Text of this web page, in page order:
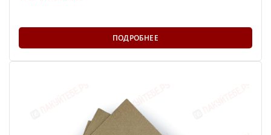
ПОДРОБНЕЕ